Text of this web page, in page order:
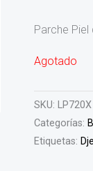
Parche Piel
Agotado
SKU: LP720X
Categorías:
Etiquetas: